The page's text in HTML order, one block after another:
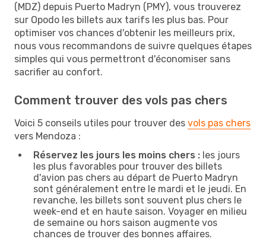
(MDZ) depuis Puerto Madryn (PMY), vous trouverez
sur Opodo les billets aux tarifs les plus bas. Pour
optimiser vos chances d'obtenir les meilleurs prix,
nous vous recommandons de suivre quelques étapes
simples qui vous permettront d'économiser sans
sacrifier au confort.
Comment trouver des vols pas chers
Voici 5 conseils utiles pour trouver des vols pas chers
vers Mendoza :
Réservez les jours les moins chers : les jours
les plus favorables pour trouver des billets
d'avion pas chers au départ de Puerto Madryn
sont généralement entre le mardi et le jeudi. En
revanche, les billets sont souvent plus chers le
week-end et en haute saison. Voyager en milieu
de semaine ou hors saison augmente vos
chances de trouver des bonnes affaires.